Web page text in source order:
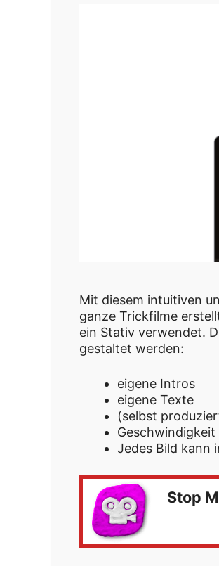
Mit diesem intuitiven
ganze Trickfilme
ein Stativ verwendet.
gestaltet werden:
eigene Intros
eigene Texte
(selbst
Jedes Bild kann
Stop